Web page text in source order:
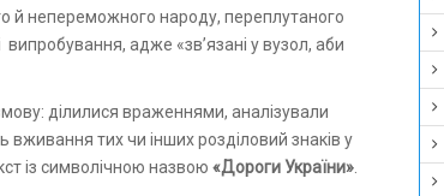
й непереможного народу, переплутаного
адже «зв’язані у вузол, аби
ділилися враженнями, аналізували
вживання тих чи інших розділовий знаків у
із символічною назвою «Дороги України».